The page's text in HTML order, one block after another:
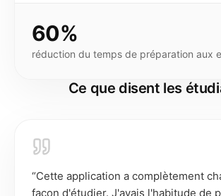
60%
réduction du temps de préparation aux
Ce que disent les
“Cette application a complètement
façon d'étudier. J'avais l'habitude de